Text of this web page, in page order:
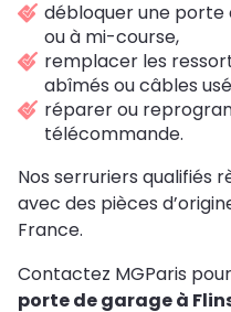
débloquer une
ou à mi-course,
remplacer les
abîmés ou câbles
réparer ou
télécommande.
Nos serruriers qualifiés
avec des pièces
France.
Contactez MGParis
porte de garage à